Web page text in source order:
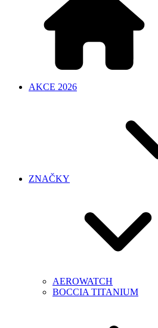
AKCE 2026
ZNAČKY
AEROWATCH
BOCCIA TITANIUM